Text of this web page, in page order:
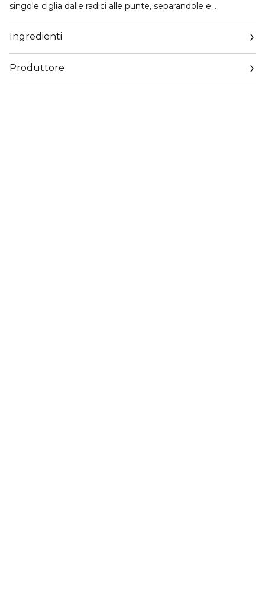
singole ciglia dalle radici alle punte, separandole e
Contenuto: 1x L'Oréal Paris Telescopic Colore: Nero
Ingredienti
Produttore